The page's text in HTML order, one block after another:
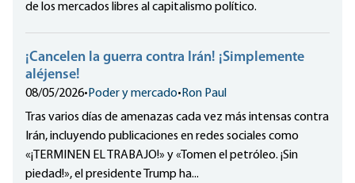
de los mercados libres al capitalismo político.
¡Cancelen la guerra contra Irán! ¡Simplemente
aléjense!
08/05/2026• Poder y mercado• Ron Paul
Tras varios días de amenazas cada vez más intensas contra
Irán, incluyendo publicaciones en redes sociales como
«¡TERMINEN EL TRABAJO!» y «Tomen el petróleo. ¡Sin
piedad!», el presidente Trump ha...